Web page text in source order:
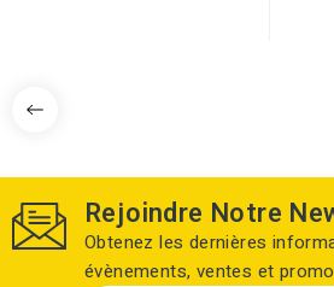
Rejoindre Notre
Obtenez les dernières
évènements, ventes et